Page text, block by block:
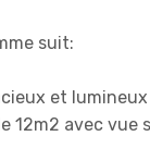
suit:
et
12m2 avec vue